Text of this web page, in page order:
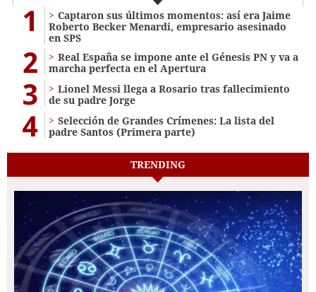
1
Captaron sus últimos momentos: así era Jaime
Roberto Becker Menardi​​​, empresario asesinado
en SPS
2
Real España se impone ante el Génesis PN y va a
marcha perfecta en el Apertura
3
Lionel Messi llega a Rosario tras fallecimiento
de su padre Jorge
4
Selección de Grandes Crímenes: La lista del
padre Santos (Primera parte)
TRENDING